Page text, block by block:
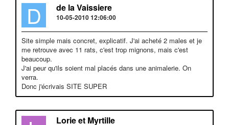
D de la Vaissiere
10-05-2010 12:06:00
Site simple mais concret, explicatif. J'ai acheté 2 males et je
me retrouve avec 11 rats, c'est trop mignons, mais c'est
beaucoup.
J'ai peur qu'ils soient mal placés dans une animalerie. On
verra.
Donc j'écrivais SITE SUPER
Lorie et Myrtille